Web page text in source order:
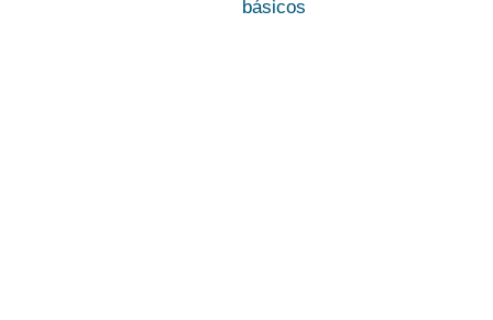
básicos